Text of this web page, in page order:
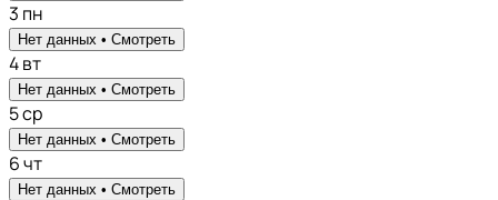
3 пн
Нет данных • Смотреть
4вт
Нет данных • Смотреть
5ср
Нет данных • Смотреть
6чт
Нет данных • Смотреть